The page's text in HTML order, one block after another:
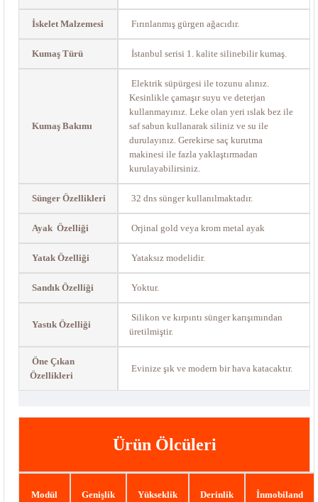
İskelet Malzemesi Fırınlanmış gürgen ağacıdır.
Kumaş Türü İstanbul serisi 1. kalite silinebilir kumaş.
Kumaş Bakımı
Elektrik süpürgesi ile tozunu alınız.
Kesinlikle çamaşır suyu ve deterjan
kullanmayınız. Leke olan yeri ıslak bez ile
saf sabun kullanarak siliniz ve su ile
durulayınız. Gerekirse saç kurutma
makinesi ile fazla yaklaştırmadan
kurulayabilirsiniz.
Sünger Özellikleri 32 dns sünger kullanılmaktadır.
Ayak Özelliği Orjinal gold veya krom metal ayak
Yatak Özelliği Yataksız modelidir.
Sandık Özelliği Yoktur.
Yastık Özelliği
Silikon ve kırpıntı sünger karışımından
üretilmiştir.
Öne Çıkan
Özellikleri
Evinize şık ve modern bir hava katacaktır.
Ürün Ölcüleri
Modül Genişlik Yükseklik Derinlik İnmobiland